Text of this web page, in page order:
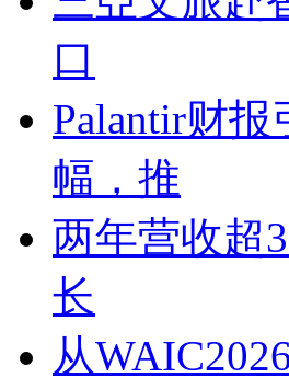
口
Palantir财
幅，推
两年营收超
长
从